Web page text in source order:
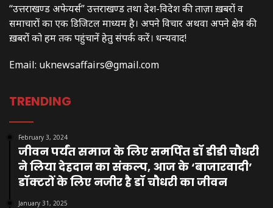
“उत्तराखण्ड अफेयर्स” उत्तराखण्ड तथा देश-विदेश की ताज़ा ख़बरों व
समाचारों का एक डिजिटल माध्यम है। अपने विचार अथवा अपने क्षेत्र की
ख़बरों को हम तक पहुंचानें हेतु संपर्क करें। धन्यवाद!
Email: uknewsaffairs@gmail.com
TRENDING
February 3, 2024
जीवन पर्यंत समाज के लिए समर्पित डॉ डीडी चौधरी
ने लिया देहदान का संकल्प, आज के ‘बाजारवादी’
डॉक्टरों के लिए नजीर है डॉ चौधरी का जीवन
January 31, 2025